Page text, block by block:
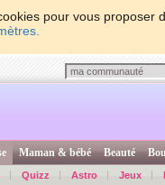
pour vous proposer
Maman & bébé Beauté
Quizz Astro Jeux